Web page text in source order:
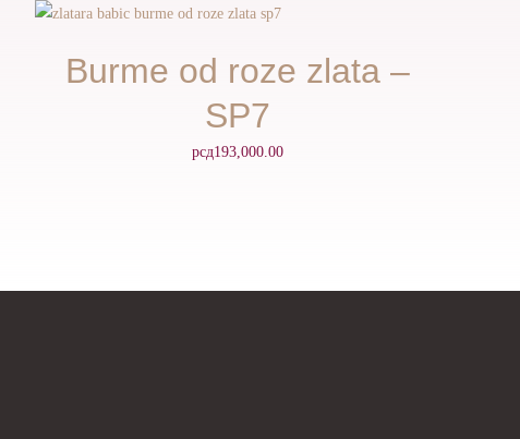
Burme od roze zlata –
SP7
рсд193,000.00